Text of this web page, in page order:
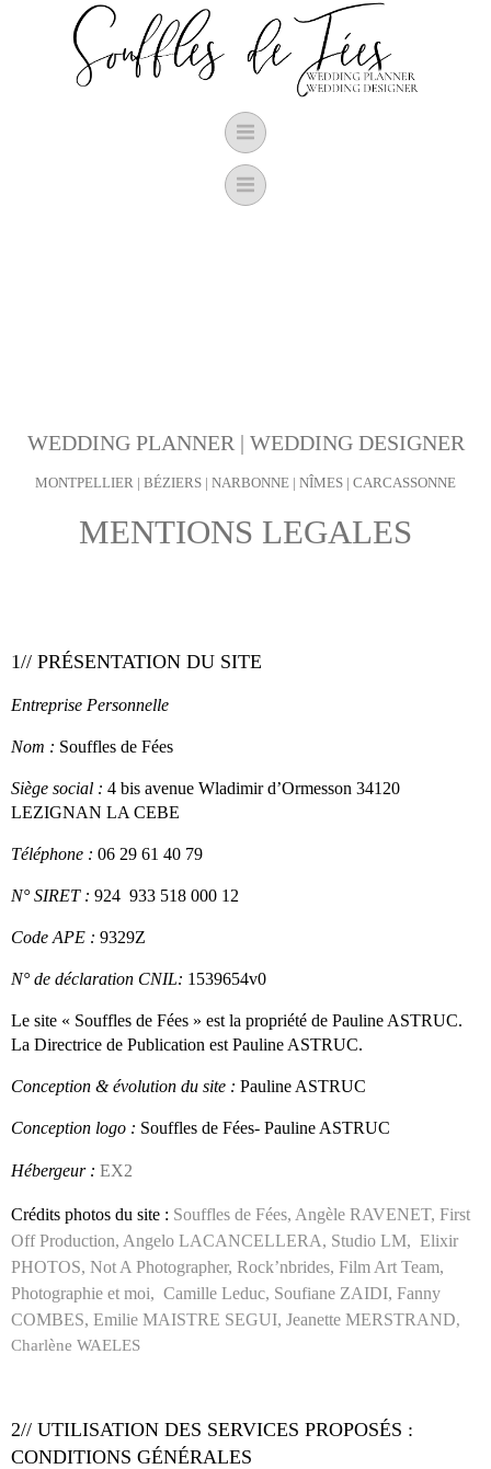
au
contenu
WEDDING PLANNER | WEDDING DESIGNER
MONTPELLIER | BÉZIERS | NARBONNE | NÎMES | CARCASSONNE
MENTIONS LEGALES
1// PRÉSENTATION DU SITE
Entreprise Personnelle
Nom : Souffles de Fées
Siège social : 4 bis avenue Wladimir d’Ormesson 34120
LEZIGNAN LA CEBE
Téléphone : 06 29 61 40 79
N° SIRET : 924 933 518 000 12
Code APE : 9329Z
N° de déclaration CNIL: 1539654v0
Le site « Souffles de Fées » est la propriété de Pauline ASTRUC.
La Directrice de Publication est Pauline ASTRUC.
Conception & évolution du site : Pauline ASTRUC
Conception logo : Souffles de Fées- Pauline ASTRUC
Hébergeur : EX2
Crédits photos du site : Souffles de Fées, Angèle RAVENET, First
Off Production, Angelo LACANCELLERA, Studio LM, Elixir
PHOTOS, Not A Photographer, Rock’nbrides, Film Art Team,
Photographie et moi, Camille Leduc, Soufiane ZAIDI, Fanny
COMBES, Emilie MAISTRE SEGUI, Jeanette MERSTRAND,
Charlène WAELES
2// UTILISATION DES SERVICES PROPOSÉS :
CONDITIONS GÉNÉRALES